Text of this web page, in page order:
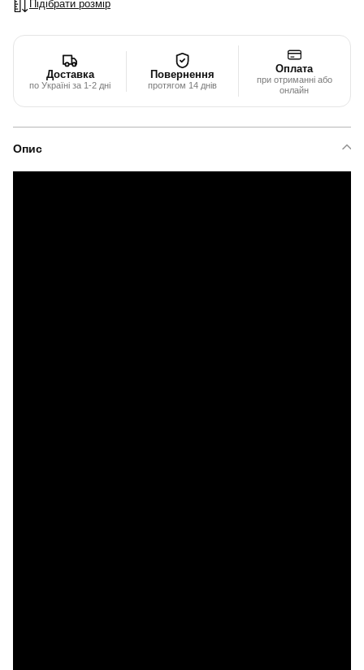
Підібрати розмір
Доставка
по Україні за 1-2 дні
Повернення
протягом 14 днів
Оплата
при отриманні або
онлайн
Опис